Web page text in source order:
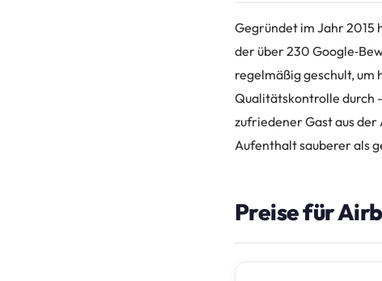
Gegründet im Jahr 2015
der über 230
regelmäßig geschult, um
Qualitätskontrolle durch
zufriedener Gast aus der
Aufenthalt sauberer als
Preise für